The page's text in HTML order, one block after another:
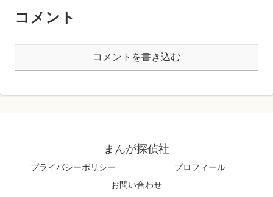
コメント
コメントを書き込む
まんが探偵社
プライバシーポリシー
プロフィール
お問い合わせ